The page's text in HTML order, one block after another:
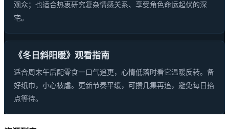
观众；也适合热衷研究复杂情感关系、享受角色命运起伏的深
宅。
《冬日斜阳暖》观看指南
适合周末午后配零食一口气追更，心情低落时看它温暖反转。备
好纸巾，小心被虐。更新节奏平缓，可攒几集再追，避免每日掐
点等待。